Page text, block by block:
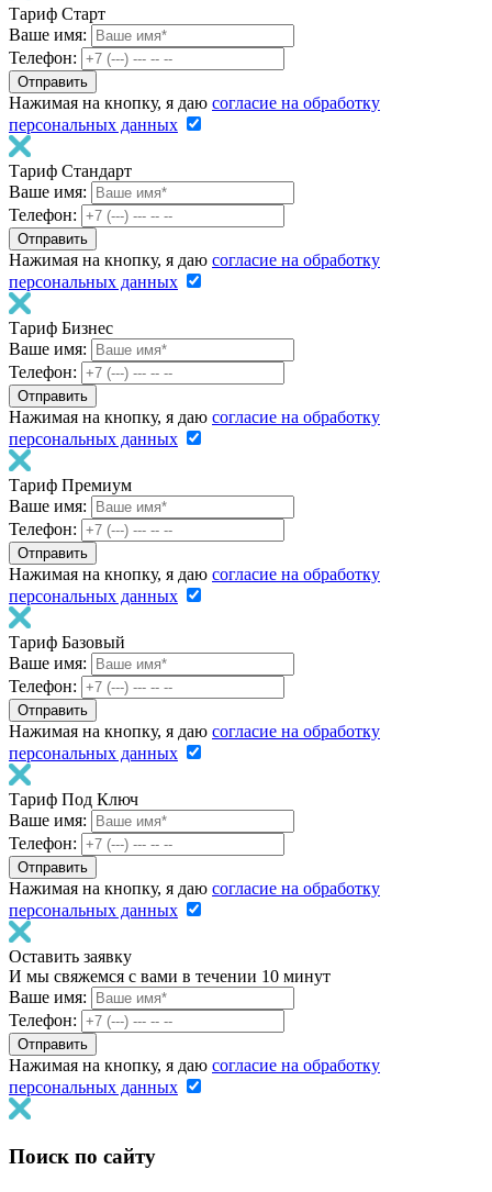
Тариф Старт
Ваше имя:
Телефон:
Нажимая на кнопку, я даю согласие на обработку
персональных данных
Тариф Стандарт
Ваше имя:
Телефон:
Нажимая на кнопку, я даю согласие на обработку
персональных данных
Тариф Бизнес
Ваше имя:
Телефон:
Нажимая на кнопку, я даю согласие на обработку
персональных данных
Тариф Премиум
Ваше имя:
Телефон:
Нажимая на кнопку, я даю согласие на обработку
персональных данных
Тариф Базовый
Ваше имя:
Телефон:
Нажимая на кнопку, я даю согласие на обработку
персональных данных
Тариф Под Ключ
Ваше имя:
Телефон:
Нажимая на кнопку, я даю согласие на обработку
персональных данных
Оставить заявку
И мы свяжемся с вами в течении 10 минут
Ваше имя:
Телефон:
Нажимая на кнопку, я даю согласие на обработку
персональных данных
Поиск по сайту